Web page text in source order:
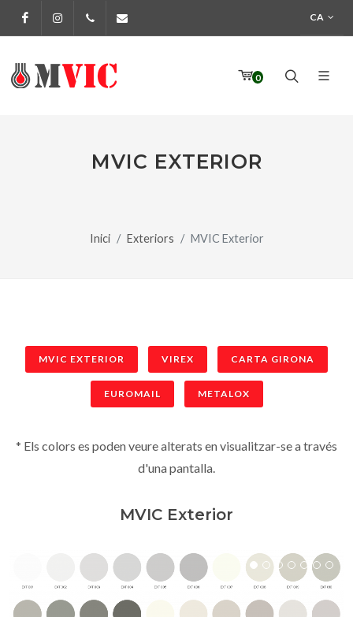
FacebookInstagram972 170 160 CA
0
MVIC EXTERIOR
Inici Exteriors MVIC Exterior
MVIC EXTERIOR VIREX CARTA GIRONA
EUROMAIL METALOX
* Els colors es poden veure alterats en visualitzar-se a través
d'una pantalla.
MVIC Exterior